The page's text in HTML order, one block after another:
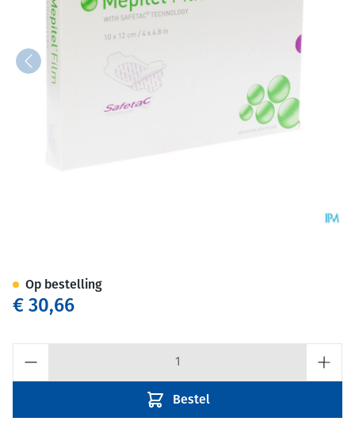
€ 30,66
Bestel
Op bestelling